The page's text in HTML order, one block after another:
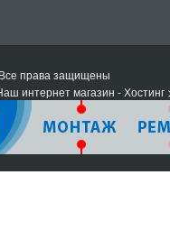
права защищены
интернет магазин -Хостинг